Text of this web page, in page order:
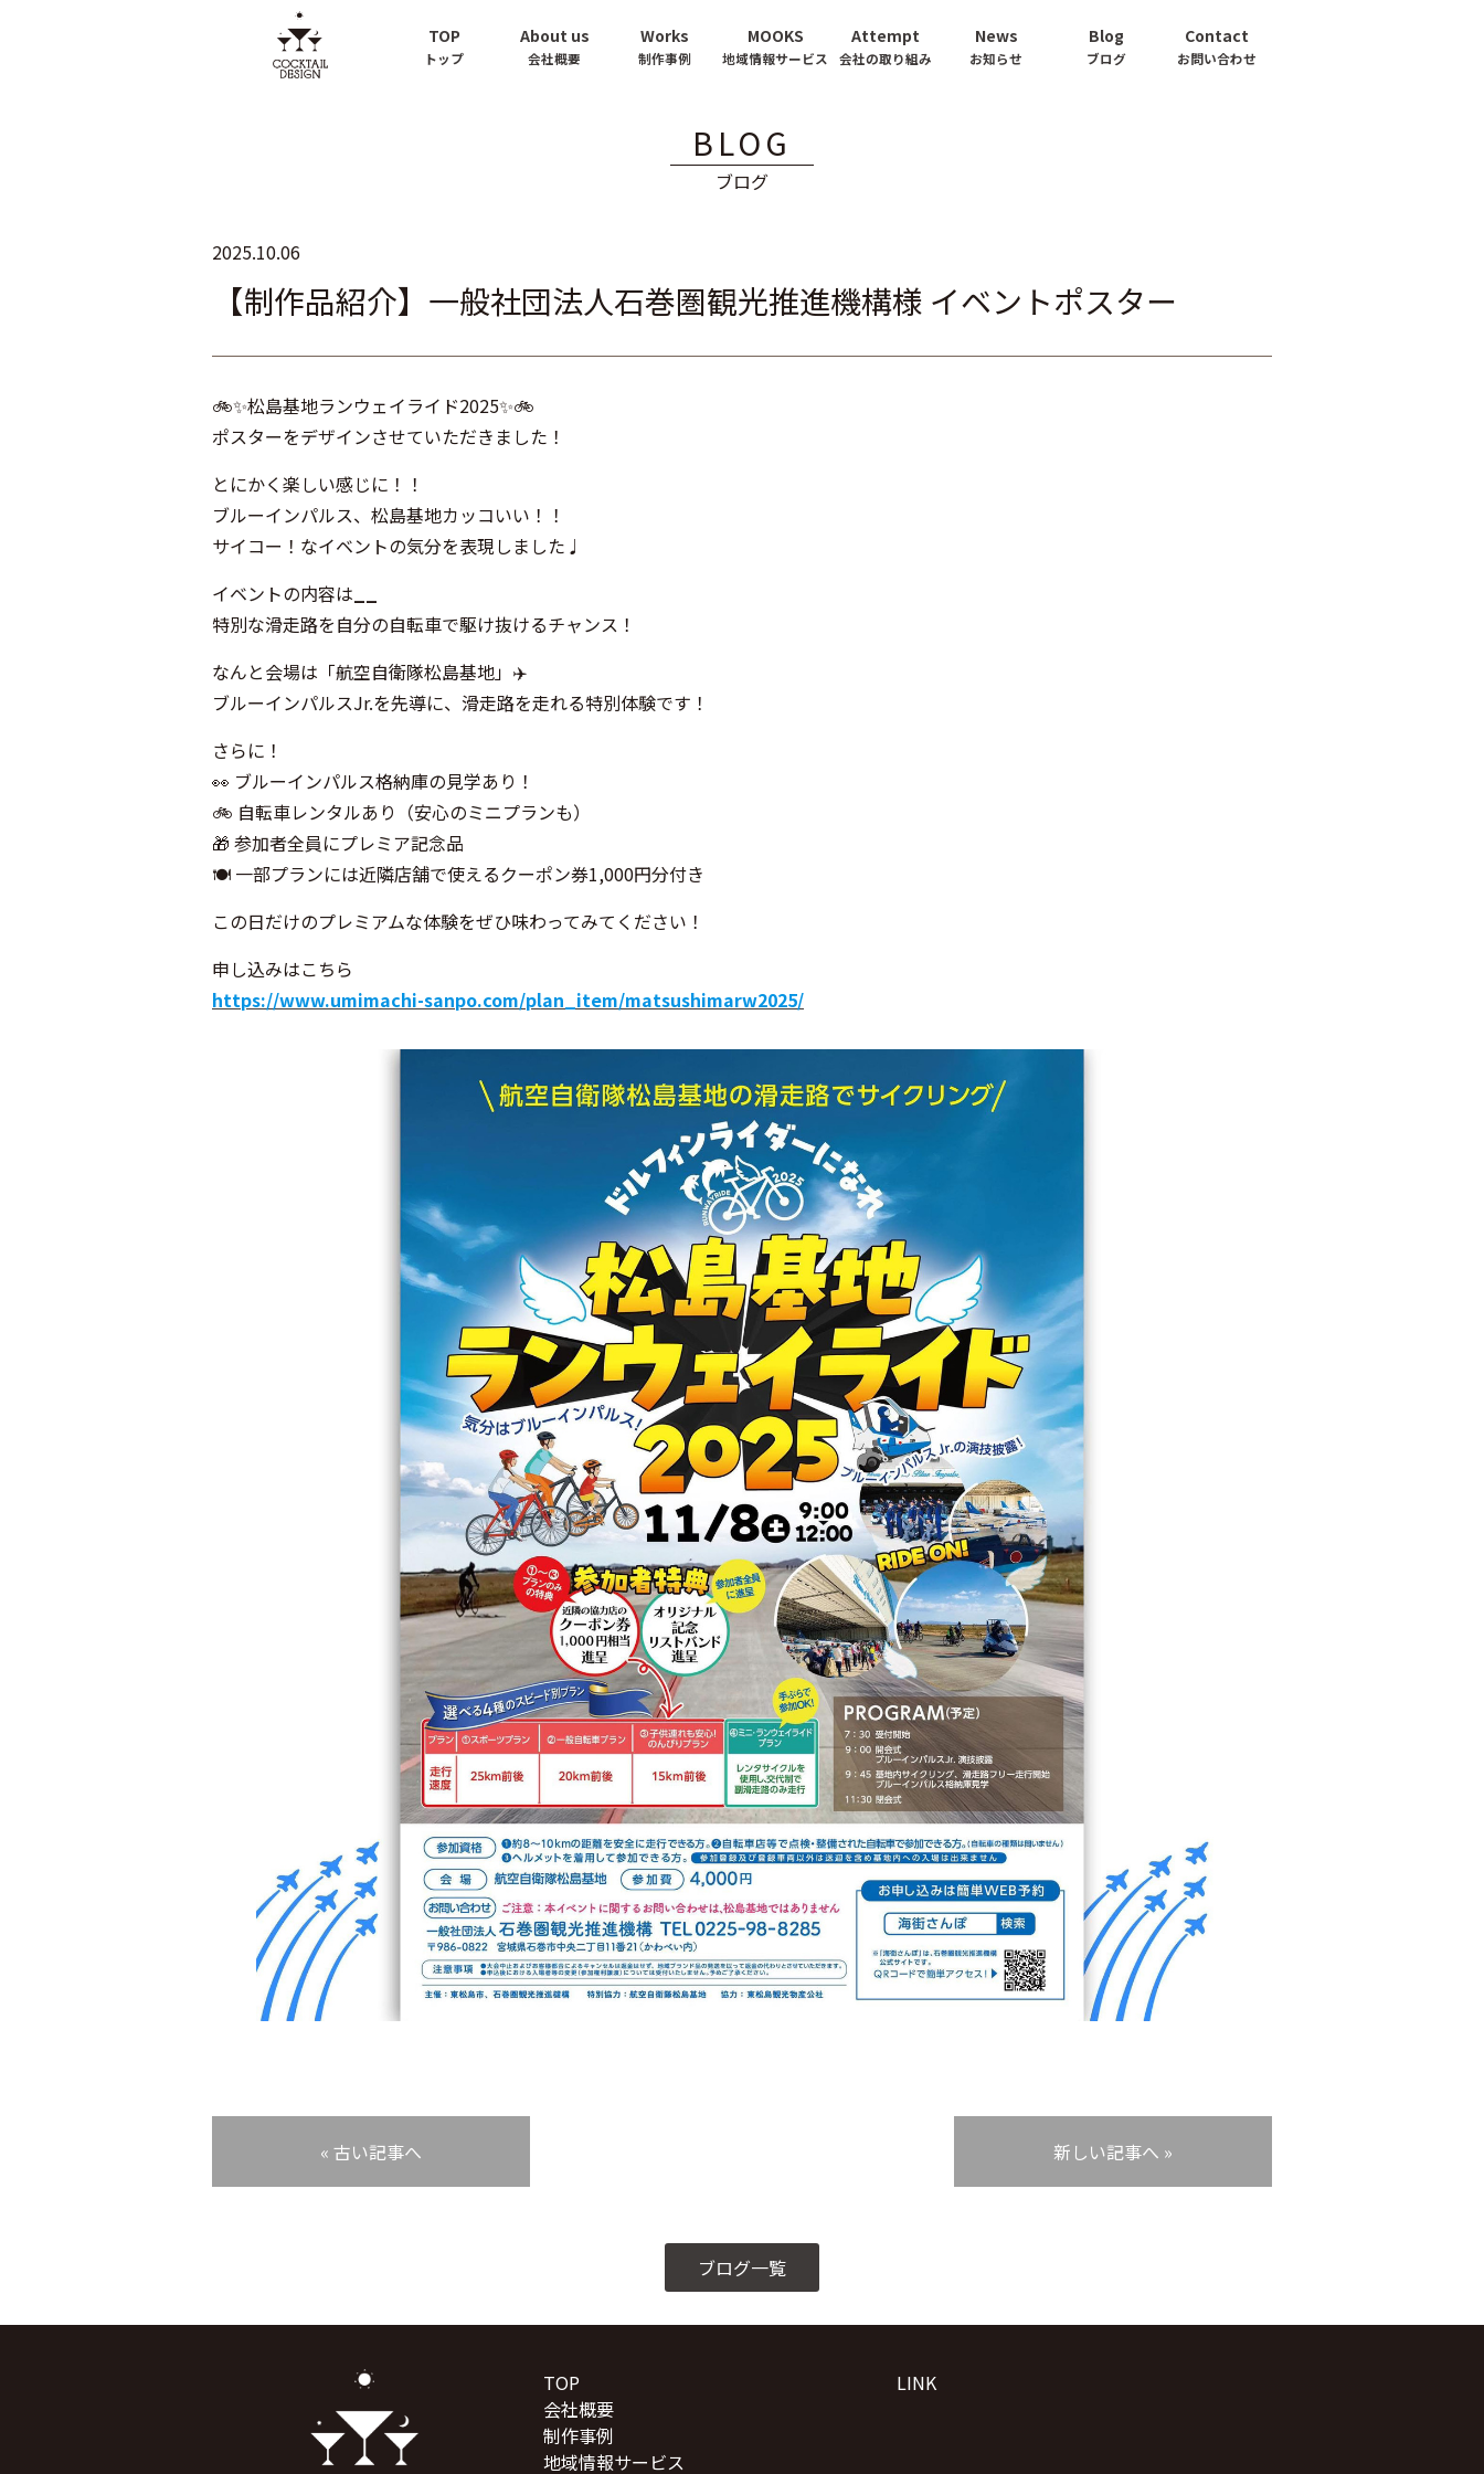
TOP
トップ
About us
会社概要
Works
制作事例
MOOKS
地域情報サービス
Attempt
会社の取り組み
News
お知らせ
Blog
ブログ
Contact
お問い合わせ
BLOG
ブログ
2025.10.06
【制作品紹介】一般社団法人石巻圏観光推進機構様 イベントポスター
🚲✨松島基地ランウェイライド2025✨🚲
ポスターをデザインさせていただきました！
とにかく楽しい感じに！！
ブルーインパルス、松島基地カッコいい！！
サイコー！なイベントの気分を表現しました♩
イベントの内容は
特別な滑走路を自分の自転車で駆け抜けるチャンス！
なんと会場は「航空自衛隊松島基地」✈️
ブルーインパルスJr.を先導に、滑走路を走れる特別体験です！
さらに！
👀 ブルーインパルス格納庫の見学あり！
🚲 自転車レンタルあり（安心のミニプランも）
🎁 参加者全員にプレミア記念品
🍽️ 一部プランには近隣店舗で使えるクーポン券1,000円分付き
この日だけのプレミアムな体験をぜひ味わってみてください！
申し込みはこちら
https://www.umimachi-sanpo.com/plan_item/matsushimarw2025/
« 古い記事へ 新しい記事へ »
ブログ一覧
TOP
会社概要
制作事例
地域情報サービス
LINK